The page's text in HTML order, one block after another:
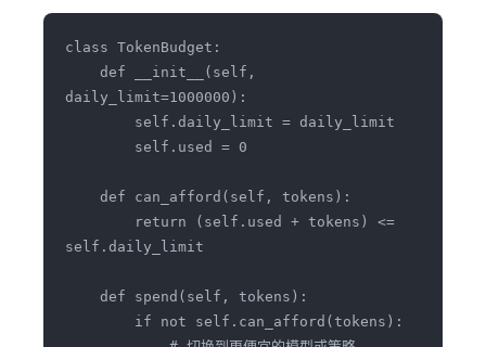
class TokenBudget:
daily_limit=1000000):
self.daily_limit